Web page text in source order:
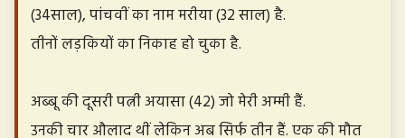
(34साल), पांचवीं का नाम मरीया (32 साल) है.
तीनों लड़कियों का निकाह हो चुका है.
अब्बू की दूसरी पत्नी अयासा (42) जो मेरी अम्मी हैं.
उनकी चार औलाद थीं लेकिन अब सिर्फ तीन हैं. एक की मौत